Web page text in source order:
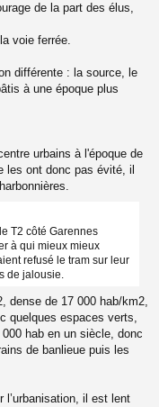
de la part des élus,
voie ferrée.
différente : la source, le
à une époque plus
urbains à l'époque de
les ont donc pas évité, il
T2 côté Garennes
à qui mieux mieux
refusé le tram sur leur
de jalousie.
dense de 17 000 hab/km2,
quelques espaces verts,
hab en un siècle, donc
de banlieue puis les
il est lent